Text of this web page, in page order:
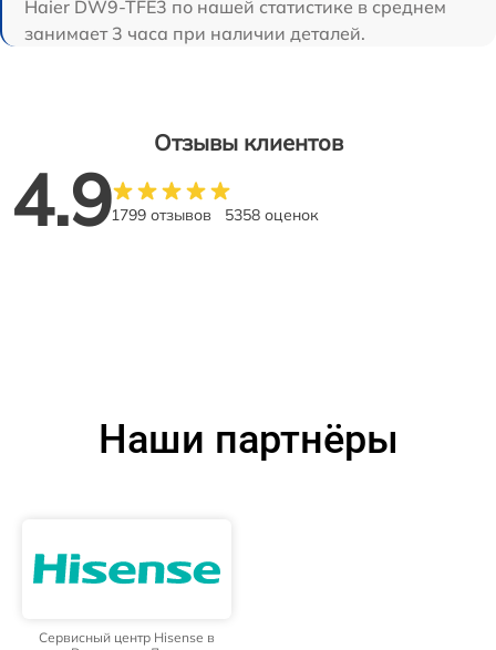
Haier DW9-TFE3 по нашей статистике в среднем
занимает 3 часа при наличии деталей.
Отзывы клиентов
4.91799 отзывов 5358 оценок
Наши партнёры
Сервисный центр Hisense в